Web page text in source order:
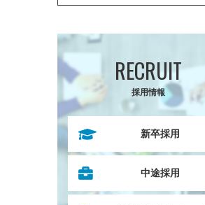
RECRUIT
採用情報
新卒採用
中途採用